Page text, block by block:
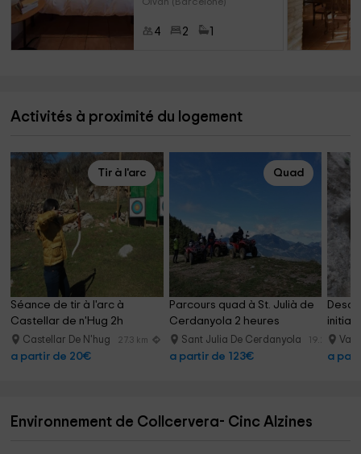
4 2
Activités à proximité du logement
Tir à l'arc
Séance de tir à l'arc à
Castellar de n'Hug 2h
Castellar De N'hug 27.3 km
a partir de 20€
Quad
Parcours quad à St. Julià de
Cerdanyola 2 heures
Sant Julia De Cerdanyola 19.2 km
a partir de 123€ a
Environnement de Collcervera- Cinc Alzines